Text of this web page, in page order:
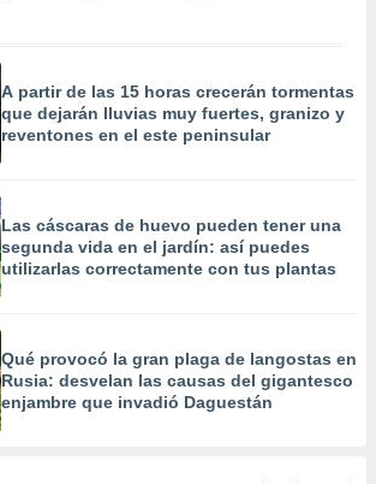
A partir de las 15 horas crecerán tormentas
que dejarán lluvias muy fuertes, granizo y
reventones en el este peninsular
Las cáscaras de huevo pueden tener una
segunda vida en el jardín: así puedes
utilizarlas correctamente con tus plantas
Qué provocó la gran plaga de langostas en
Rusia: desvelan las causas del gigantesco
enjambre que invadió Daguestán